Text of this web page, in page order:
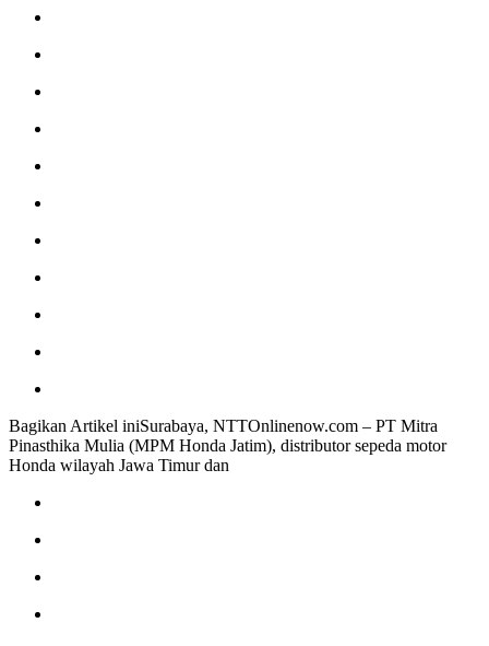
Bagikan Artikel iniSurabaya, NTTOnlinenow.com – PT Mitra
Pinasthika Mulia (MPM Honda Jatim), distributor sepeda motor
Honda wilayah Jawa Timur dan